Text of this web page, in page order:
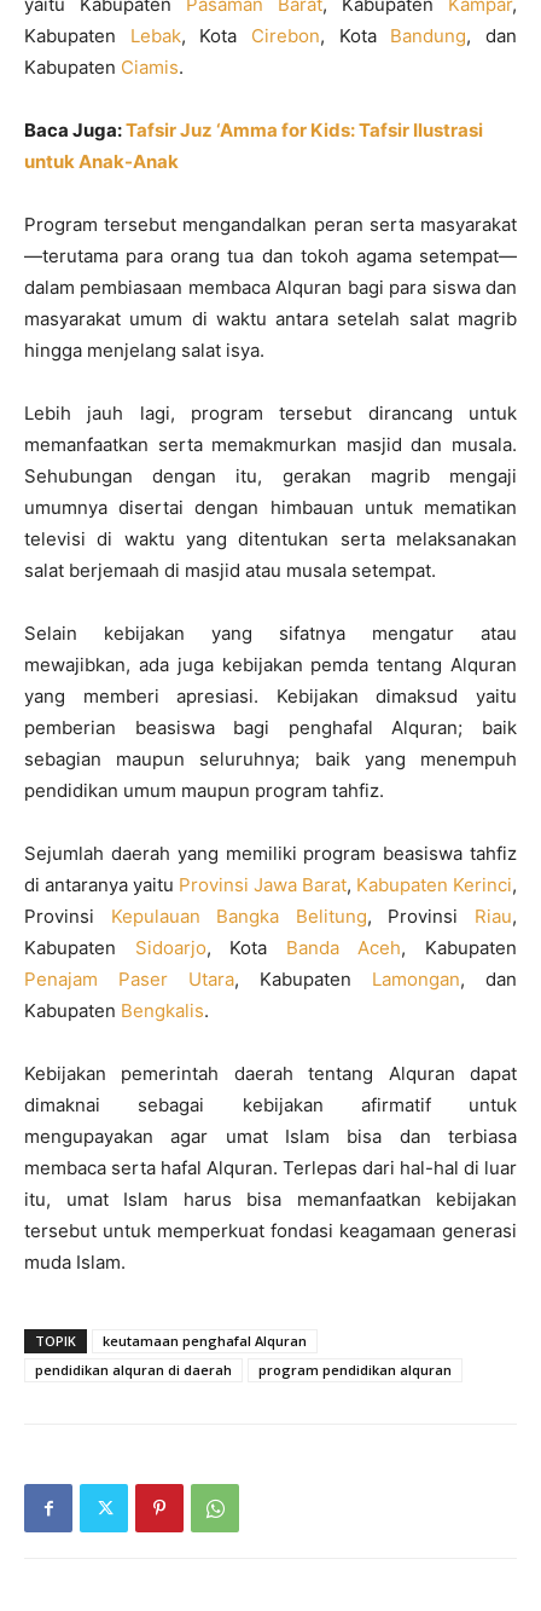
Kabupaten Lebak, Kota Cirebon, Kota Bandung, dan
Kabupaten Ciamis.
Baca Juga:Tafsir Juz ‘Amma for Kids: Tafsir Ilustrasi
untuk Anak-Anak
Program tersebut mengandalkan peran serta masyarakat
—terutama para orang tua dan tokoh agama setempat—
dalam pembiasaan membaca Alquran bagi para siswa dan
masyarakat umum di waktu antara setelah salat magrib
hingga menjelang salat isya.
Lebih jauh lagi, program tersebut dirancang untuk
memanfaatkan serta memakmurkan masjid dan musala.
Sehubungan dengan itu, gerakan magrib mengaji
umumnya disertai dengan himbauan untuk mematikan
televisi di waktu yang ditentukan serta melaksanakan
salat berjemaah di masjid atau musala setempat.
Selain kebijakan yang sifatnya mengatur atau
mewajibkan, ada juga kebijakan pemda tentang Alquran
yang memberi apresiasi. Kebijakan dimaksud yaitu
pemberian beasiswa bagi penghafal Alquran; baik
sebagian maupun seluruhnya; baik yang menempuh
pendidikan umum maupun program tahfiz.
Sejumlah daerah yang memiliki program beasiswa tahfiz
di antaranya yaitu Provinsi Jawa Barat, Kabupaten Kerinci,
Provinsi Kepulauan Bangka Belitung, Provinsi Riau,
Kabupaten Sidoarjo, Kota Banda Aceh, Kabupaten
Penajam Paser Utara, Kabupaten Lamongan, dan
Kabupaten Bengkalis.
Kebijakan pemerintah daerah tentang Alquran dapat
dimaknai sebagai kebijakan afirmatif untuk
mengupayakan agar umat Islam bisa dan terbiasa
membaca serta hafal Alquran. Terlepas dari hal-hal di luar
itu, umat Islam harus bisa memanfaatkan kebijakan
tersebut untuk memperkuat fondasi keagamaan generasi
muda Islam.
TOPIK
keutamaan penghafal Alquran
pendidikan alquran di daerah
program pendidikan alquran